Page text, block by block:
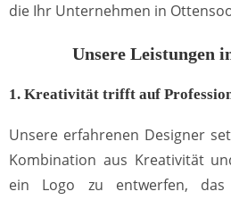
die Ihr Unternehmen in
Unsere Leistungen
1. Kreativität trifft auf
Unsere erfahrenen Designer
Kombination aus Kreativität
ein Logo zu entwerfen,